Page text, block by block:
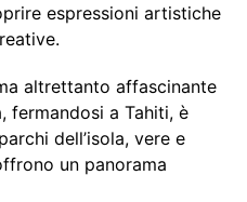
espressioni artistiche
altrettanto affascinante
fermandosi a Tahiti, è
dell’isola, vere e
un panorama